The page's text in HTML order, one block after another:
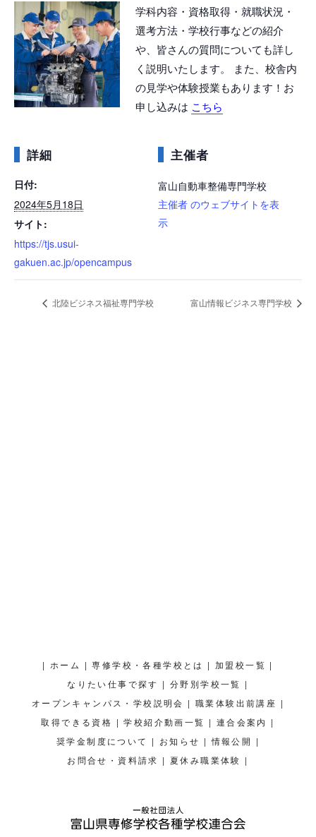
学科内容・資格取得・就職状況・
選考方法・学校行事などの紹介
や、皆さんの質問についても詳し
く説明いたします。
また、校舎内
の見学や体験授業もあります！お
申し込みは こちら
詳細
日付:
2024年5月18日
サイト:
https://tjs.usui-
gakuen.ac.jp/opencampus
主催者
富山自動車整備専門学校
主催者 のウェブサイトを表
示
北陸ビジネス福祉専門学校 富山情報ビジネス専門学校
| ホーム |専修学校・各種学校とは | 加盟校一覧 |
なりたい仕事で探す |分野別学校一覧 |
オープンキャンパス・学校説明会 |職業体験出前講座 |
取得できる資格 |学校紹介動画一覧 | 連合会案内 |
奨学金制度について | お知らせ |情報公開 |
お問合せ・資料請求 | 夏休み職業体験 |